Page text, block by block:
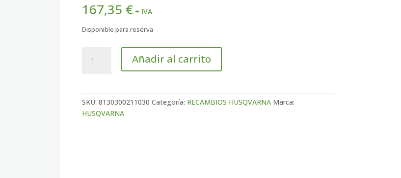
167,35 € + IVA
Disponible para reserva
UPPER
Añadir al carrito
SKU: 8130300211030 Categoría: RECAMBIOS HUSQVARNA Marca:
HUSQVARNA